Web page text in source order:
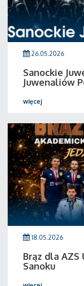
26.05.2026
Sanockie
Juwenaliów
więcej
18.05.2026
Brąz dla
Sanoku